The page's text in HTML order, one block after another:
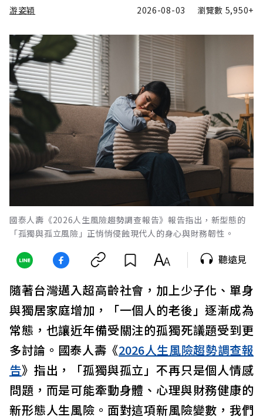
游姿穎 2026-08-03 瀏覽數 5,950+
國泰人壽《2026人生風險趨勢調查報告》報告指出，新型態的
「孤獨與孤立風險」正悄悄侵蝕現代人的身心與財務韌性。
聽遠見
隨著台灣邁入超高齡社會，加上少子化、單身
與獨居家庭增加，「一個人的老後」逐漸成為
常態，也讓近年備受關注的孤獨死議題受到更
多討論。國泰人壽《2026人生風險趨勢調查報
告》指出，「孤獨與孤立」不再只是個人情感
問題，而是可能牽動身體、心理與財務健康的
新形態人生風險。面對這項新風險變數，我們